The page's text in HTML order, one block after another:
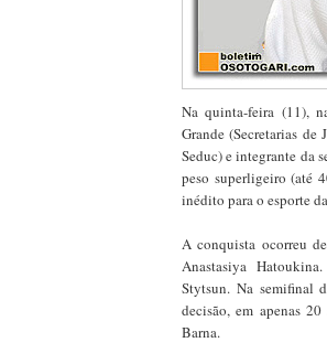
Na quinta-feira (11),
Grande (Secretarias
Seduc) e integrante da
peso superligeiro (até
inédito para o esporte
A conquista ocorreu
Anastasiya
Stytsun. Na semifinal
decisão, em apenas
Barna.